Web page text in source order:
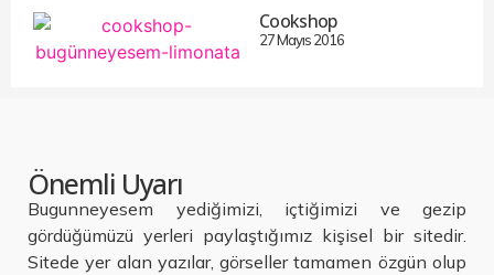
Cookshop
27 Mayıs 2016
Önemli Uyarı
Bugunneyesem yediğimizi, içtiğimizi ve gezip
gördüğümüzü yerleri paylaştığımız kişisel bir sitedir.
Sitede yer alan yazılar, görseller tamamen özgün olup